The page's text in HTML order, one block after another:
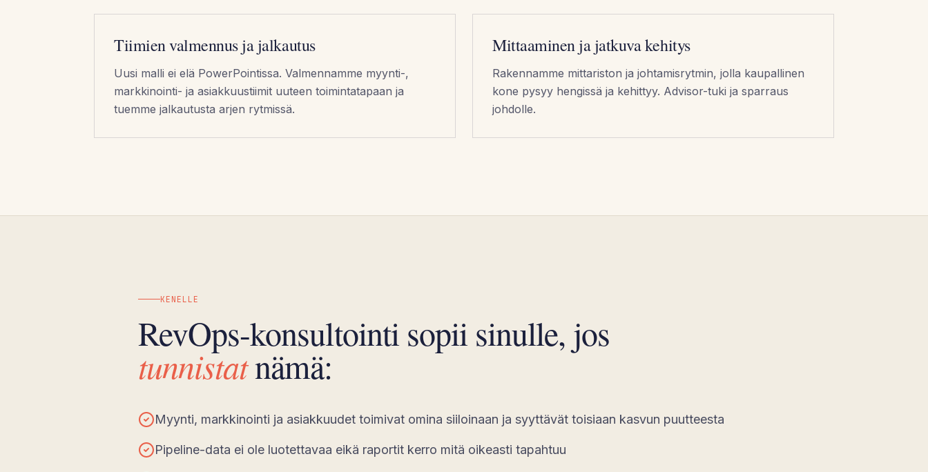
Tiimien valmennus ja jalkautus
Uusi malli ei elä PowerPointissa. Valmennamme myynti-,
markkinointi- ja asiakkuustiimit uuteen toimintatapaan ja
tuemme jalkautusta arjen rytmissä.
Mittaaminen ja jatkuva kehitys
Rakennamme mittariston ja johtamisrytmin, jolla kaupallinen
kone pysyy hengissä ja kehittyy. Advisor-tuki ja sparraus
johdolle.
KENELLE
RevOps-konsultointi sopii sinulle, jos
tunnistatnämä:
Myynti, markkinointi ja asiakkuudet toimivat omina siiloinaan ja syyttävät toisiaan kasvun puutteesta
Pipeline-data ei ole luotettavaa eikä raportit kerro mitä oikeasti tapahtuu